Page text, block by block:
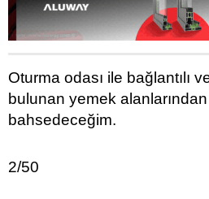
Oturma odası ile bağlantılı
bulunan yemek
bahsedeceğim.
2/50